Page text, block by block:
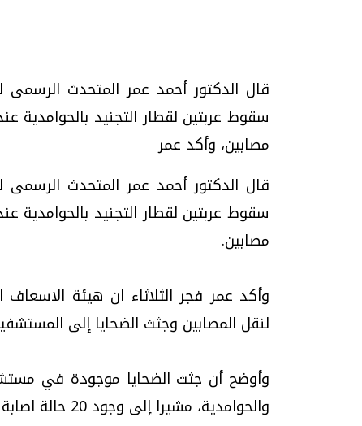
قال الدكتور أحمد عمر المتحدث الرسمى
مصابين، وأكد عمر
قال الدكتور أحمد عمر المتحدث الرسمى
مصابين.
لنقل المصابين وجثث الضحايا إلى
وأوضح أن جثث الضحايا موجودة في
والحوامدية، مشيرا إلى وجود 20 حالة اصابة متواجدة فى مستشفى معهد ناصر.